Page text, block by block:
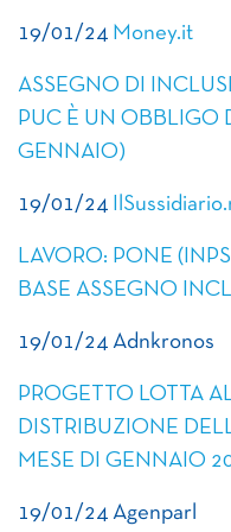
19/01/24 Money.it
ASSEGNO DI
PUC È UN OBBLIGO
GENNAIO)
19/01/24
LAVORO: PONE
BASE ASSEGNO
19/01/24 Adnkronos
PROGETTO LOTTA
DISTRIBUZIONE
MESE DI GENNAIO
19/01/24 Agenparl